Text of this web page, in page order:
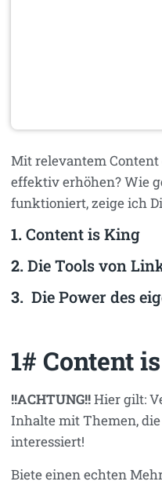
Mit relevantem
effektiv erhöhen? Wie
funktioniert, zeige ich
1. Content is King
2. Die Tools von
3. Die Power des
1# Content
!!ACHTUNG!!Hier gilt:
Inhalte mit Themen,
interessiert!
Biete einen echten